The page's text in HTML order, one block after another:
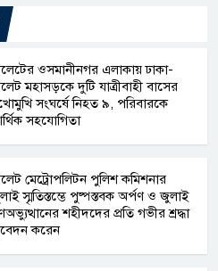
ওসমানীনগর এলাকায় ঢাকা-
মহাসড়কে দুটি যাত্রীবাহী বাসের
সংঘর্ষে নিহত ৯, পরিবারকে
সহযোগিতা
মেট্রোপলিটন পুলিশ কমিশনার
স্মৃতিস্তম্ভে পুষ্পস্তবক অর্পণ ও জুলাই
শহীদদের প্রতি গভীর শ্রদ্ধা
করেন